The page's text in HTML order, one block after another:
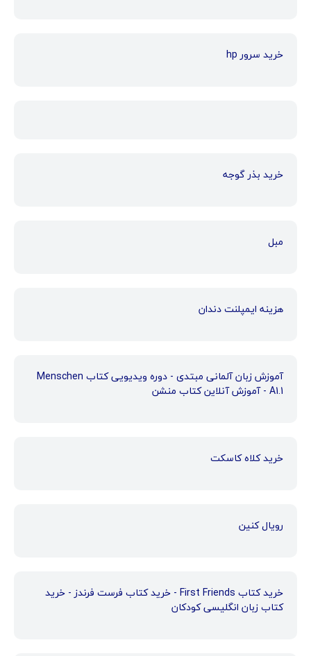
خرید سرور hp
خرید بذر گوجه
مبل
هزینه ایمپلنت دندان
آموزش زبان آلمانی مبتدی - دوره ویدیویی کتاب Menschen
A1.1 - آموزش آنلاین کتاب منشن
خرید کلاه کاسکت
رویال کنین
خرید کتاب First Friends - خرید کتاب فرست فرندز - خرید
کتاب زبان انگلیسی کودکان